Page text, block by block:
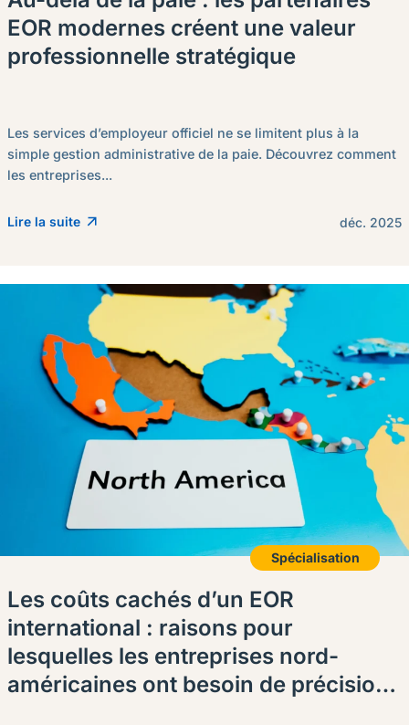
EOR modernes créent une valeur
professionnelle stratégique
Les services d’employeur officiel ne se limitent plus à la
simple gestion administrative de la paie. Découvrez comment
les entreprises...
Lire la suite déc. 2025
Spécialisation
Les coûts cachés d’un EOR
international : raisons pour
lesquelles les entreprises nord-
américaines ont besoin de précision